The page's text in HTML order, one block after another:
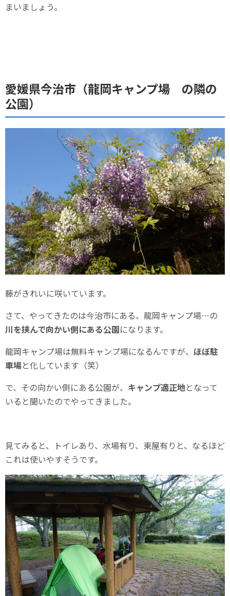
まいましょう。
愛媛県今治市（龍岡キャンプ場 の隣の
公園）
藤がきれいに咲いています。
さて、やってきたのは今治市にある、龍岡キャンプ場…の
川を挟んで向かい側にある公園になります。
龍岡キャンプ場は無料キャンプ場になるんですが、 ほぼ駐
車場と化しています（笑）
で、その向かい側にある公園が、 キャンプ適正地となって
いると聞いたのでやってきました。
見てみると、トイレあり、水場有り、東屋有りと、なるほど
これは使いやすそうです。